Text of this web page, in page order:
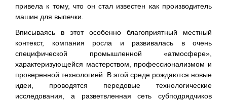
привела к тому, что он стал известен как производитель
машин для выпечки.
Вписываясь в этот особенно благоприятный местный
контекст, компания росла и развивалась в очень
специфической промышленной «атмосфере»,
характеризующейся мастерством, профессионализмом и
проверенной технологией. В этой среде рождаются новые
идеи, проводятся передовые технологические
исследования, а разветвленная сеть субподрядчиков